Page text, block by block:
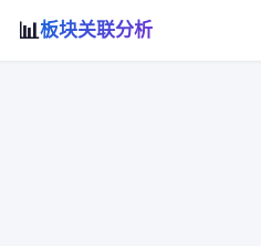
📊板块关联分析